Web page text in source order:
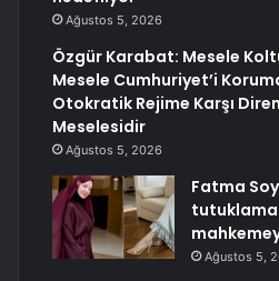
Ağustos 5, 2026
Özgür Karabat: Mesele
Mesele Cumhuriyet’i
Otokratik Rejime Karşı
Meselesidir
Ağustos 5, 2026
Fatma
Ağustos 5,